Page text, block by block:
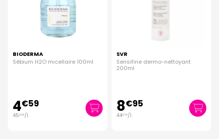
BIODERMA
Sébium H2O micellaire 100ml
4€59
45€90/l.
SVR
Sensifine dermo-nettoyant
200ml
8€95
44€75/l.